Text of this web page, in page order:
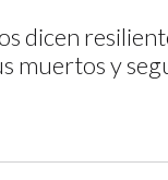
dicen
muertos y